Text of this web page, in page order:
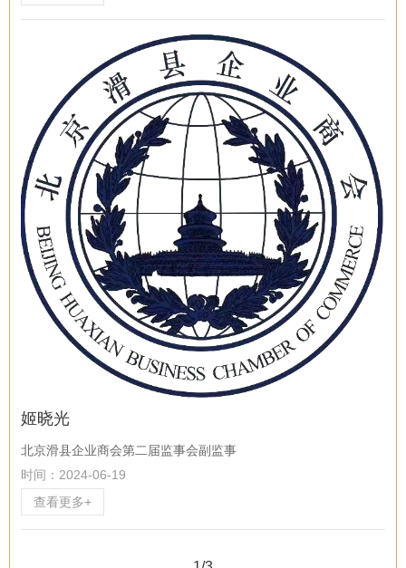
姬晓光
北京滑县企业商会第二届监事会副监事
时间：2024-06-19
查看更多+